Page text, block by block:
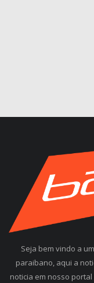
Seja bem vindo a
paraibano, aqui a
noticia em nosso